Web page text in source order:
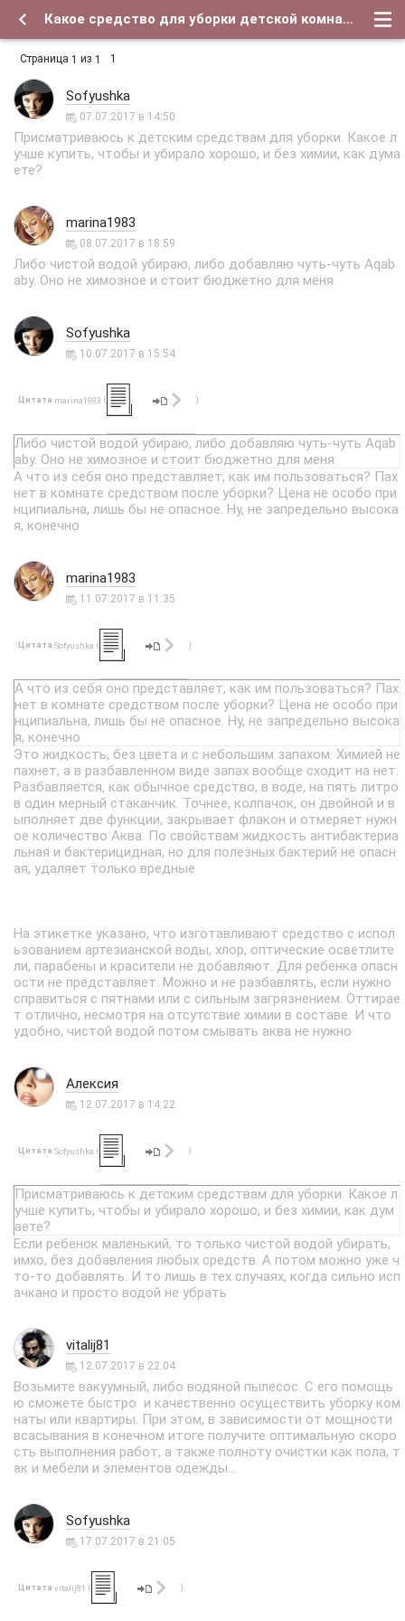
Какое средство для уборки детской комнаты лучше ? - Форум о детях и для их родителей
Страница 1 из 1 1
Sofyushka
07.07.2017 в 14:50
Присматриваюсь к детским средствам для уборки. Какое л
учше купить, чтобы и убирало хорошо, и без химии, как дума
ете?
marina1983
08.07.2017 в 18:59
Либо чистой водой убираю, либо добавляю чуть-чуть Aqab
aby. Оно не химозное и стоит бюджетно для меня
Sofyushka
10.07.2017 в 15:54
Цитата marina1983 ( )
Либо чистой водой убираю, либо добавляю чуть-чуть Aqab
aby. Оно не химозное и стоит бюджетно для меня
А что из себя оно представляет, как им пользоваться? Пах
нет в комнате средством после уборки? Цена не особо при
нципиальна, лишь бы не опасное. Ну, не запредельно высока
я, конечно
marina1983
11.07.2017 в 11:35
Цитата Sofyushka ( )
А что из себя оно представляет, как им пользоваться? Пах
нет в комнате средством после уборки? Цена не особо при
нципиальна, лишь бы не опасное. Ну, не запредельно высока
я, конечно
Это жидкость, без цвета и с небольшим запахом. Химией не
пахнет, а в разбавленном виде запах вообще сходит на нет.
Разбавляется, как обычное средство, в воде, на пять литро
в один мерный стаканчик. Точнее, колпачок, он двойной и в
ыполняет две функции, закрывает флакон и отмеряет нужн
ое количество Аква. По свойствам жидкость антибактериа
льная и бактерицидная, но для полезных бактерий не опасн
ая, удаляет только вредные
На этикетке указано, что изготавливают средство с испол
ьзованием артезианской воды, хлор, оптические осветлите
ли, парабены и красители не добавляют. Для ребенка опасн
ости не представляет. Можно и не разбавлять, если нужно
справиться с пятнами или с сильным загрязнением. Оттирае
т отлично, несмотря на отсутствие химии в составе. И что
удобно, чистой водой потом смывать аква не нужно
Алексия
12.07.2017 в 14:22
Цитата Sofyushka ( )
Присматриваюсь к детским средствам для уборки. Какое л
учше купить, чтобы и убирало хорошо, и без химии, как дум
аете?
Если ребенок маленький, то только чистой водой убирать,
имхо, без добавления любых средств. А потом можно уже ч
то-то добавлять. И то лишь в тех случаях, когда сильно исп
ачкано и просто водой не убрать
vitalij81
12.07.2017 в 22:04
Возьмите вакуумный, либо водяной пылесос. С его помощь
ю сможете быстро и качественно осуществить уборку ком
наты или квартиры. При этом, в зависимости от мощности
всасывания в конечном итоге получите оптимальную скоро
сть выполнения работ, а также полноту очистки как пола, т
ак и мебели и элементов одежды...
Sofyushka
17.07.2017 в 21:05
Цитата vitalij81 ( )